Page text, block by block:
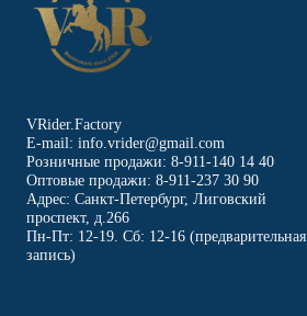
VRider.Factory
E-mail: info.vrider@gmail.com
Розничные продажи: 8-911-140 14 40
Оптовые продажи: 8-911-237 30 90
Адрес: Санкт-Петербург, Лиговский
проспект, д.266
Пн-Пт: 12-19. Сб: 12-16 (предварительная
запись)